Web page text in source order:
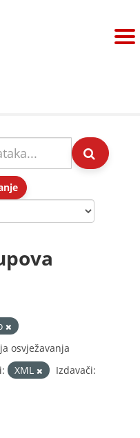
osvježavanja
XML
Izdavači: